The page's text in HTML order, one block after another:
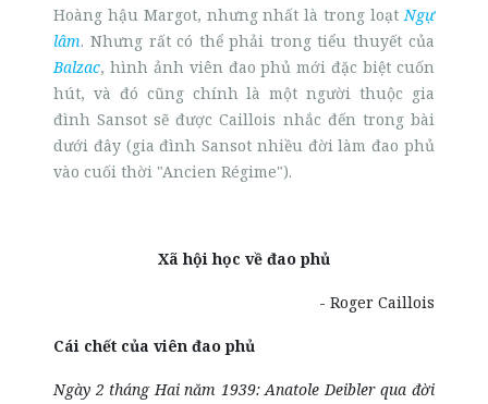
Hoàng hậu Margot, nhưng nhất là trong loạtNgự
lâm. Nhưng rất có thể phải trong tiểu thuyết của
Balzac, hình ảnh viên đao phủ mới đặc biệt cuốn
hút, và đó cũng chính là một người thuộc gia
đình Sansot sẽ được Caillois nhắc đến trong bài
dưới đây (gia đình Sansot nhiều đời làm đao phủ
vào cuối thời "Ancien Régime").
Xã hội học về đao phủ
- Roger Caillois
Cái chết của viên đao phủ
Ngày 2 tháng Hai năm 1939: Anatole Deibler qua đời